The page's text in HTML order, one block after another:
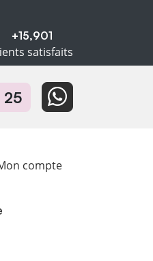
+15,901
satisfaits
25
compte